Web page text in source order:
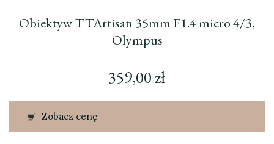
Obiektyw TTArtisan 35mm F1.4 micro 4/3,
Olympus
359,00zł
Zobacz cenę